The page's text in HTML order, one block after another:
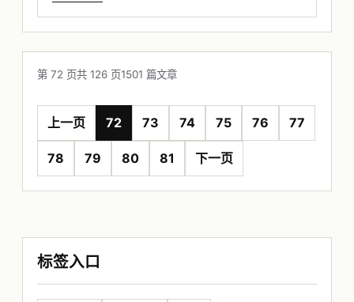
第 72 页共 126 页1501 篇文章
上一页 72 73 74 75 76 77
78 79 80 81 下一页
标签入口